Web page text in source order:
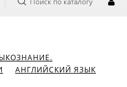
АНГЛИЙСКИЙ ЯЗЫК